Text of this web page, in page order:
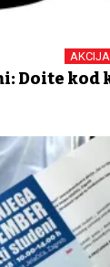
Dođite kod